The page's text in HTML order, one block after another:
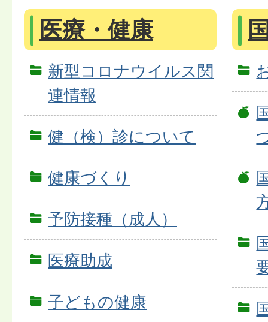
医療・健康
新型コロナウイルス関
連情報
健（検）診について
健康づくり
予防接種（成人）
医療助成
子どもの健康